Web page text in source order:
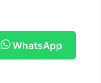
WhatsApp